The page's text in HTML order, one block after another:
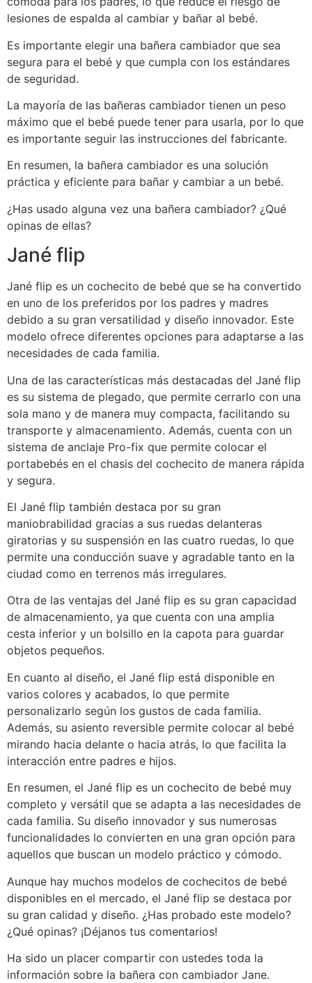
lesiones de espalda al cambiar y bañar al bebé.
Es importante elegir una bañera cambiador que sea
segura para el bebé y que cumpla con los estándares
de seguridad.
La mayoría de las bañeras cambiador tienen un peso
máximo que el bebé puede tener para usarla, por lo que
es importante seguir las instrucciones del fabricante.
En resumen, la bañera cambiador es una solución
práctica y eficiente para bañar y cambiar a un bebé.
¿Has usado alguna vez una bañera cambiador? ¿Qué
opinas de ellas?
Jané flip
Jané flip es un cochecito de bebé que se ha convertido
en uno de los preferidos por los padres y madres
debido a su gran versatilidad y diseño innovador. Este
modelo ofrece diferentes opciones para adaptarse a las
necesidades de cada familia.
Una de las características más destacadas del Jané flip
es su sistema de plegado, que permite cerrarlo con una
sola mano y de manera muy compacta, facilitando su
transporte y almacenamiento. Además, cuenta con un
sistema de anclaje Pro-fix que permite colocar el
portabebés en el chasis del cochecito de manera rápida
y segura.
El Jané flip también destaca por su gran
maniobrabilidad gracias a sus ruedas delanteras
giratorias y su suspensión en las cuatro ruedas, lo que
permite una conducción suave y agradable tanto en la
ciudad como en terrenos más irregulares.
Otra de las ventajas del Jané flip es su gran capacidad
de almacenamiento, ya que cuenta con una amplia
cesta inferior y un bolsillo en la capota para guardar
objetos pequeños.
En cuanto al diseño, el Jané flip está disponible en
varios colores y acabados, lo que permite
personalizarlo según los gustos de cada familia.
Además, su asiento reversible permite colocar al bebé
mirando hacia delante o hacia atrás, lo que facilita la
interacción entre padres e hijos.
En resumen, el Jané flip es un cochecito de bebé muy
completo y versátil que se adapta a las necesidades de
cada familia. Su diseño innovador y sus numerosas
funcionalidades lo convierten en una gran opción para
aquellos que buscan un modelo práctico y cómodo.
Aunque hay muchos modelos de cochecitos de bebé
disponibles en el mercado, el Jané flip se destaca por
su gran calidad y diseño. ¿Has probado este modelo?
¿Qué opinas? ¡Déjanos tus comentarios!
Ha sido un placer compartir con ustedes toda la
información sobre la bañera con cambiador Jane.